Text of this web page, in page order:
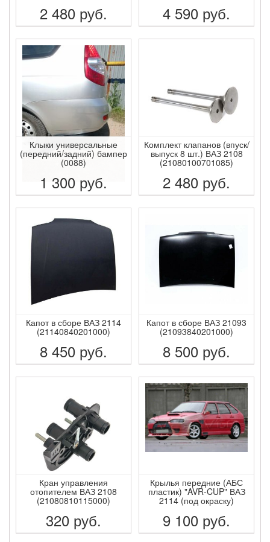
2 480 руб.
ПОДРОБНЕЕ
4 590 руб.
ПОДРОБНЕЕ
Клыки универсальные
(передний/задний) бампер
(0088)
1 300 руб.
ПОДРОБНЕЕ
Комплект клапанов (впуск/
выпуск 8 шт.) ВАЗ 2108
(21080100701085)
2 480 руб.
ПОДРОБНЕЕ
Капот в сборе ВАЗ 2114
(21140840201000)
8 450 руб.
ПОДРОБНЕЕ
Капот в сборе ВАЗ 21093
(21093840201000)
8 500 руб.
ПОДРОБНЕЕ
Кран управления
отопителем ВАЗ 2108
(21080810115000)
320 руб.
Крылья передние (АБС
пластик) "AVR-CUP" ВАЗ
2114 (под окраску)
9 100 руб.